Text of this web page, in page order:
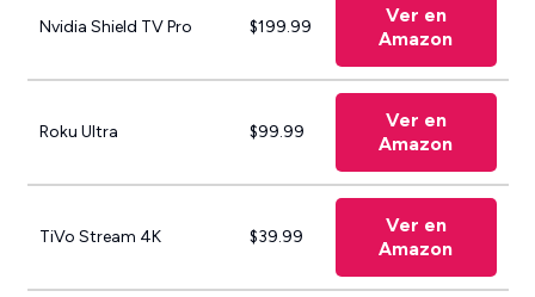
Nvidia Shield TV Pro $199.99
Ver en
Amazon
Roku Ultra $99.99
Ver en
Amazon
TiVo Stream 4K $39.99
Ver en
Amazon